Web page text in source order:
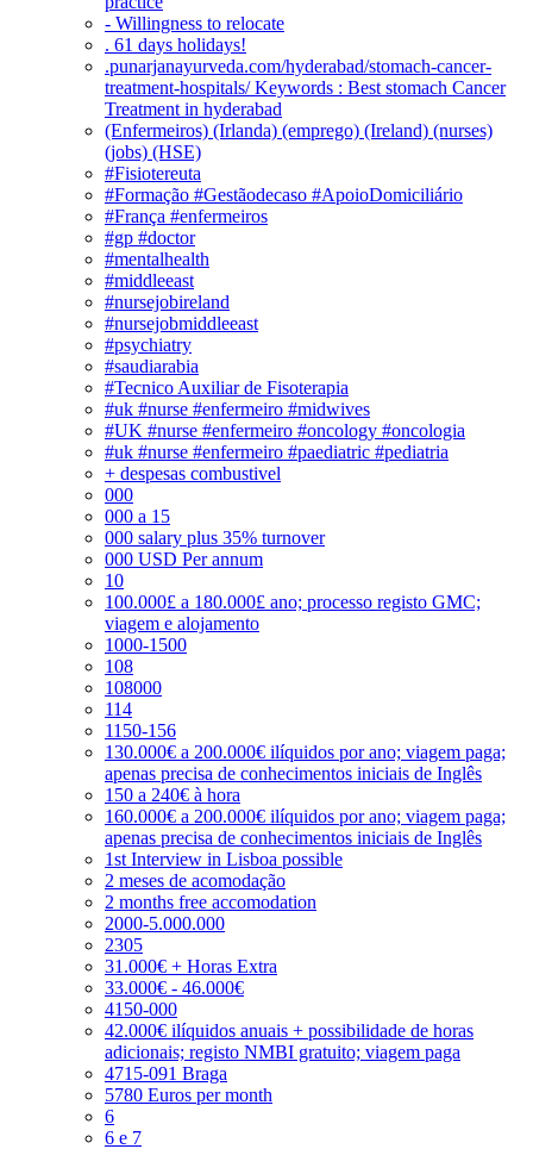
- Willingness to relocate
. 61 days holidays!
.punarjanayurveda.com/hyderabad/stomach-cancer-
treatment-hospitals/ Keywords : Best stomach Cancer
Treatment in hyderabad
(Enfermeiros) (Irlanda) (emprego) (Ireland) (nurses)
(jobs) (HSE)
#Fisiotereuta
#Formação #Gestãodecaso #ApoioDomiciliário
#França #enfermeiros
#gp #doctor
#mentalhealth
#middleeast
#nursejobireland
#nursejobmiddleeast
#psychiatry
#saudiarabia
#Tecnico Auxiliar de Fisoterapia
#uk #nurse #enfermeiro #midwives
#UK #nurse #enfermeiro #oncology #oncologia
#uk #nurse #enfermeiro #paediatric #pediatria
+ despesas combustivel
000
000 a 15
000 salary plus 35% turnover
000 USD Per annum
10
100.000£ a 180.000£ ano; processo registo GMC;
viagem e alojamento
1000-1500
108
108000
114
1150-156
130.000€ a 200.000€ ilíquidos por ano; viagem paga;
apenas precisa de conhecimentos iniciais de Inglês
150 a 240€ à hora
160.000€ a 200.000€ ilíquidos por ano; viagem paga;
apenas precisa de conhecimentos iniciais de Inglês
1st Interview in Lisboa possible
2 meses de acomodação
2 months free accomodation
2000-5.000.000
2305
31.000€ + Horas Extra
33.000€ - 46.000€
4150-000
42.000€ ilíquidos anuais + possibilidade de horas
adicionais; registo NMBI gratuito; viagem paga
4715-091 Braga
5780 Euros per month
6
6 e 7